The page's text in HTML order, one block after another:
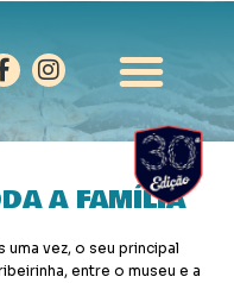
A FAMÍLIA
vez, o seu principal
entre o museu e a